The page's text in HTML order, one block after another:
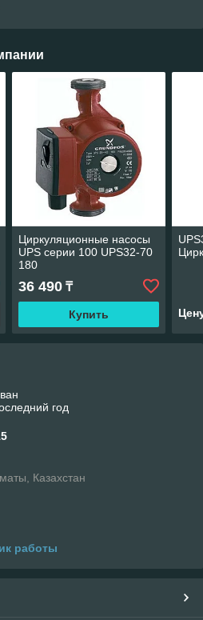
Циркуляционные насосы
UPS серии 100 UPS32-70
180
36 490₸
Купить
год
Казахстан
работы